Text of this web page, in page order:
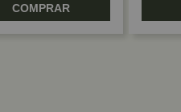
COMPRAR